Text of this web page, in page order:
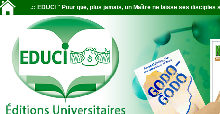
.:: EDUCI " Pour que, plus jamais, un Maître ne laisse ses disciples